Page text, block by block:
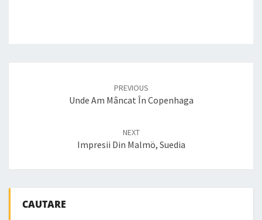
PREVIOUS
Unde Am Mâncat În Copenhaga
NEXT
Impresii Din Malmö, Suedia
CAUTARE